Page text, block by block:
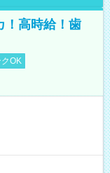
！高時給！歯
OK